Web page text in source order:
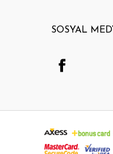
SOSYAL